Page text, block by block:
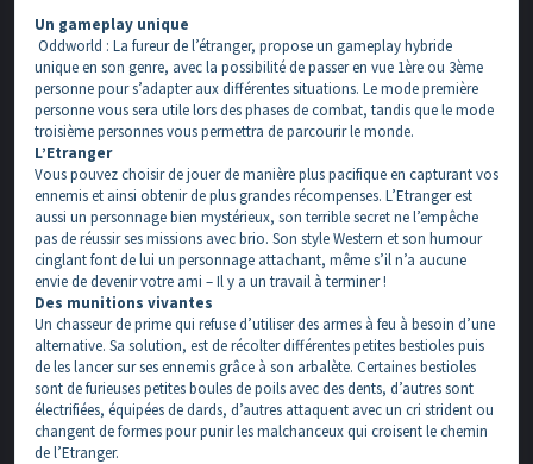
Un gameplay unique
Oddworld : La fureur de l’étranger, propose un gameplay hybride
unique en son genre, avec la possibilité de passer en vue 1ère ou 3ème
personne pour s’adapter aux différentes situations. Le mode première
personne vous sera utile lors des phases de combat, tandis que le mode
troisième personnes vous permettra de parcourir le monde.
L’Etranger
Vous pouvez choisir de jouer de manière plus pacifique en capturant vos
ennemis et ainsi obtenir de plus grandes récompenses. L’Etranger est
aussi un personnage bien mystérieux, son terrible secret ne l’empêche
pas de réussir ses missions avec brio. Son style Western et son humour
cinglant font de lui un personnage attachant, même s’il n’a aucune
envie de devenir votre ami – Il y a un travail à terminer !
Des munitions vivantes
Un chasseur de prime qui refuse d’utiliser des armes à feu à besoin d’une
alternative. Sa solution, est de récolter différentes petites bestioles puis
de les lancer sur ses ennemis grâce à son arbalète. Certaines bestioles
sont de furieuses petites boules de poils avec des dents, d’autres sont
électrifiées, équipées de dards, d’autres attaquent avec un cri strident ou
changent de formes pour punir les malchanceux qui croisent le chemin
de l’Etranger.